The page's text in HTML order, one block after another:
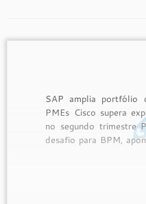
SAP amplia portfólio
PMEs Cisco supera
no segundo trimestre
desafio para BPM,